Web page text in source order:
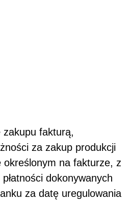
fakturą,
za zakup produkcji
określonym na fakturze, z
dokonywanych
za datę uregulowania